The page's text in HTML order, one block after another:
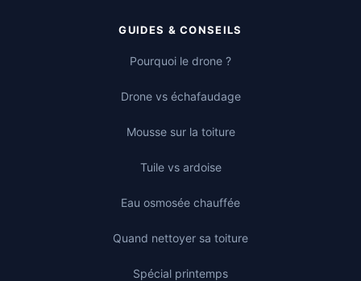
GUIDES & CONSEILS
Pourquoi le drone ?
Drone vs échafaudage
Mousse sur la toiture
Tuile vs ardoise
Eau osmosée chauffée
Quand nettoyer sa toiture
Spécial printemps